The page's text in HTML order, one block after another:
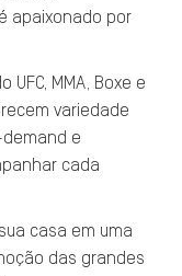
apaixonado por
MMA, Boxe e
variedade
e
cada
casa em uma
das grandes